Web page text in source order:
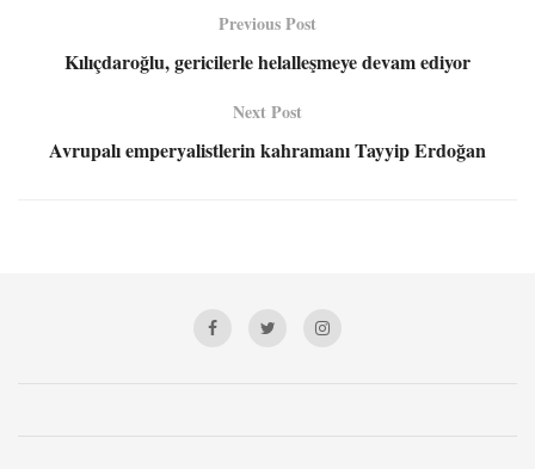
Previous Post
Kılıçdaroğlu, gericilerle helalleşmeye devam ediyor
Next Post
Avrupalı emperyalistlerin kahramanı Tayyip Erdoğan